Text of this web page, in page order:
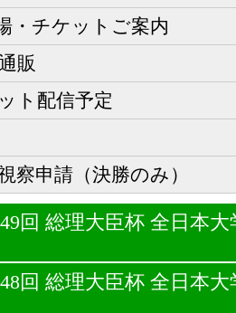
チケットご案内
販
ト配信予定
察申請（決勝のみ）
回 総理大臣杯 全日本
回 総理大臣杯 全日本